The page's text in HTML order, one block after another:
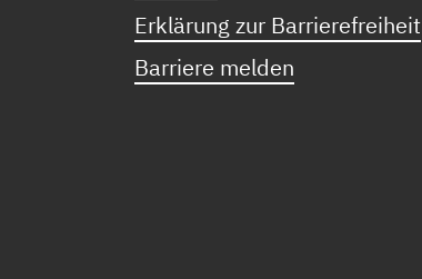
Erklärung zur Barrierefreiheit
Barriere melden